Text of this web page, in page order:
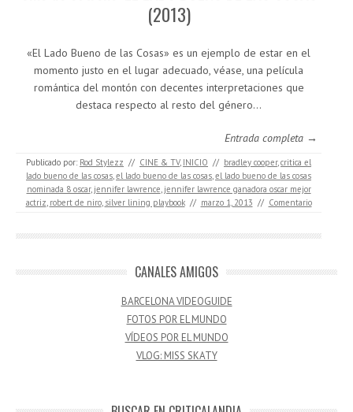
(2013)
«El Lado Bueno de las Cosas» es un ejemplo de estar en el
momento justo en el lugar adecuado, véase, una película
romántica del montón con decentes interpretaciones que
destaca respecto al resto del género…
Entrada completa →
Publicado por: Rod Stylezz // CINE & TV, INICIO // bradley cooper,critica el
lado bueno de las cosas,el lado bueno de las cosas,el lado bueno de las cosas
nominada 8 oscar, jennifer lawrence, jennifer lawrence ganadora oscar mejor
actriz, robert de niro, silver lining playbook // marzo 1, 2013 // Comentario
CANALES AMIGOS
BARCELONA VIDEOGUIDE
FOTOS POR EL MUNDO
VÍDEOS POR EL MUNDO
VLOG: MISS SKATY